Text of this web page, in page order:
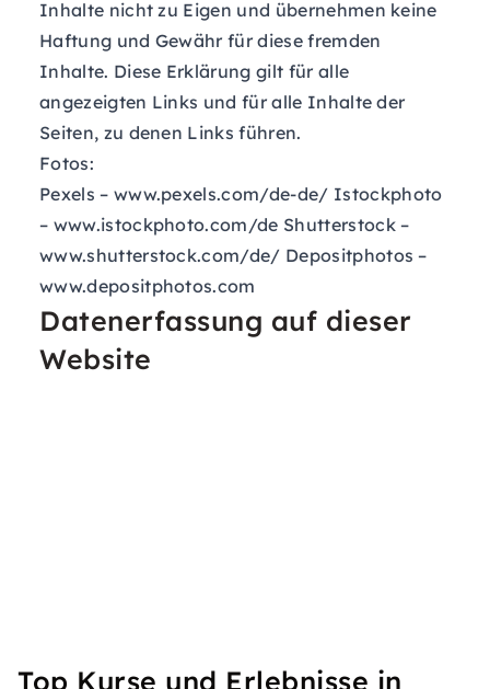
Inhalte nicht zu Eigen und übernehmen keine
Haftung und Gewähr für diese fremden
Inhalte. Diese Erklärung gilt für alle
angezeigten Links und für alle Inhalte der
Seiten, zu denen Links führen.
Fotos:
Pexels – www.pexels.com/de-de/ Istockphoto
– www.istockphoto.com/de Shutterstock –
www.shutterstock.com/de/ Depositphotos –
www.depositphotos.com
Datenerfassung auf dieser
Website
Top Kurse und Erlebnisse in